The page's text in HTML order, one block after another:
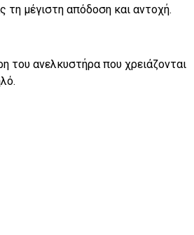
μέγιστη απόδοση και αντοχή.
του ανελκυστήρα που χρειάζονται